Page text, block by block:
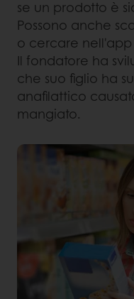
se un prodotto è
Possono anche
o cercare
Il fondatore ha
che suo figlio ha
anafilattico
mangiato.